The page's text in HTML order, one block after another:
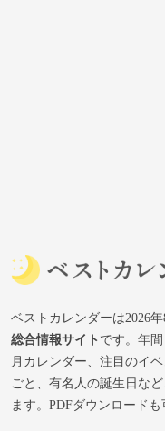
ベストカレンダーは2026年
総合情報サイトです。年
月カレンダー、注目のイ
ごと、有名人の誕生日な
ます。PDFダウンロードも